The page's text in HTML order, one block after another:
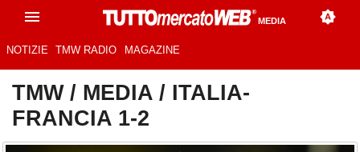
MEDIA
NOTIZIE TMW RADIO MAGAZINE
TMW/ MEDIA / ITALIA-
FRANCIA 1-2